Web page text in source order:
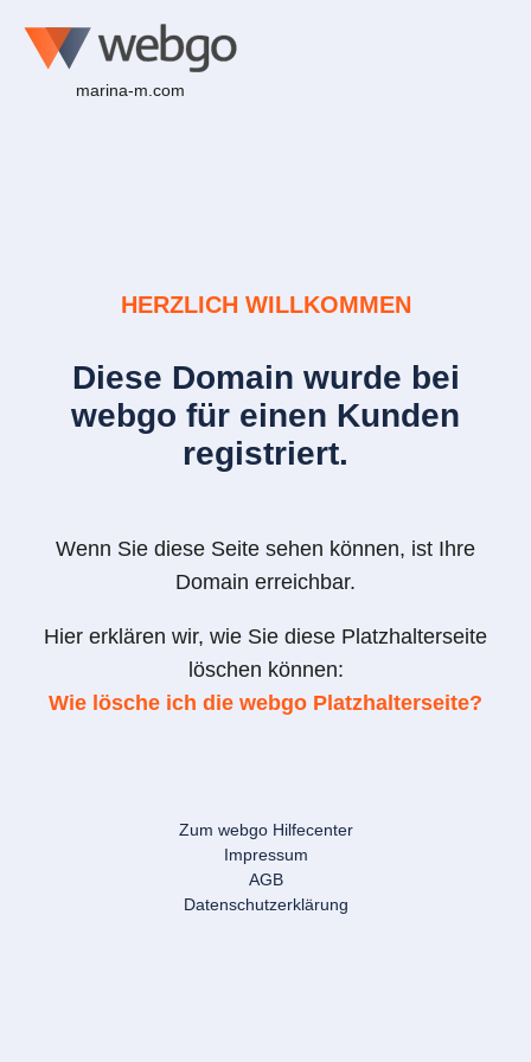
marina-m.com
HERZLICH WILLKOMMEN
Diese Domain wurde bei
webgo für einen Kunden
registriert.
Wenn Sie diese Seite sehen können, ist Ihre
Domain erreichbar.
Hier erklären wir, wie Sie diese Platzhalterseite
löschen können:
Wie lösche ich die webgo Platzhalterseite?
Zum webgo Hilfecenter
Impressum
AGB
Datenschutzerklärung